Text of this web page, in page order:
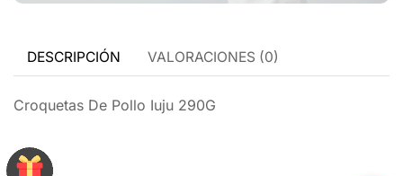
DESCRIPCIÓN VALORACIONES (0)
Croquetas De Pollo Iuju 290G